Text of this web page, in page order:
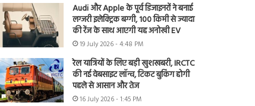
Audi और Apple के पूर्व डिजाइनरों ने बनाई
लग्जरी इलेक्ट्रिक बग्गी, 100 किमी से ज्यादा
की रेंज के साथ आएगी यह अनोखी EV
19 July 2026 - 4:48 PM
रेल यात्रियों के लिए बड़ी खुशखबरी, IRCTC
की नई वेबसाइट लॉन्च, टिकट बुकिंग होगी
पहले से आसान और तेज
16 July 2026 - 1:45 PM